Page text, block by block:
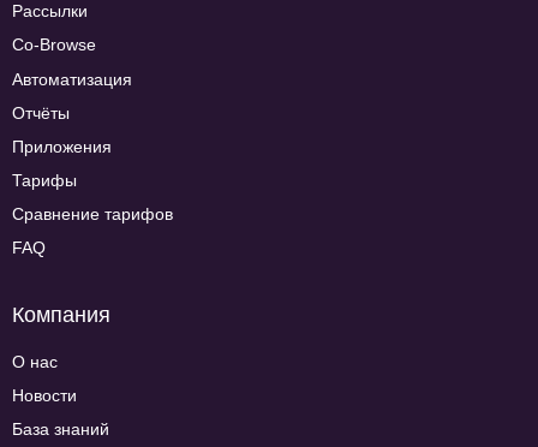
Рассылки
Co-Browse
Автоматизация
Отчёты
Приложения
Тарифы
Сравнение тарифов
FAQ
Компания
О нас
Новости
База знаний